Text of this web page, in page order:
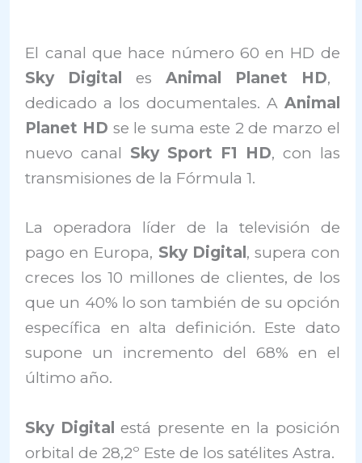
El canal que hace número 60 en HD de
Sky Digital
esAnimal Planet HD,
dedicado a los documentales. A Animal
Planet HD se le suma este 2 de marzo el
nuevo canal Sky Sport F1 HD, con las
transmisiones de la Fórmula 1.
La operadora líder de la televisión de
pago en Europa, Sky Digital , supera con
creces los 10 millones de clientes, de los
que un 40% lo son también de su opción
específica en alta definición. Este dato
supone un incremento del 68% en el
último año.
Sky Digital está presente en la posición
orbital de 28,2º Este de los satélites Astra.